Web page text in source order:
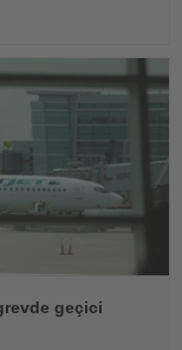
geçici